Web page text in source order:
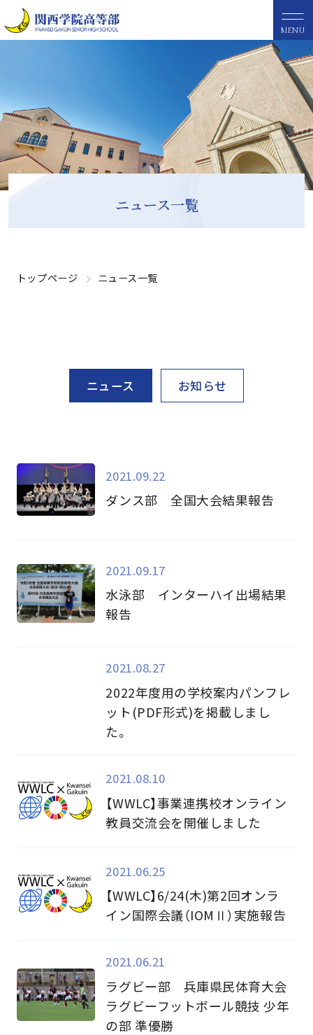
MENU
ニュース一覧
トップページ ニュース一覧
ニュース お知らせ
2021.09.22
ダンス部 全国大会結果報告
2021.09.17
水泳部 インターハイ出場結果
報告
2021.08.27
2022年度用の学校案内パンフレ
ット(PDF形式)を掲載しまし
た。
2021.08.10
【WWLC】事業連携校オンライン
教員交流会を開催しました
2021.06.25
【WWLC】6/24(木)第2回オンラ
イン国際会議（IOMⅡ）実施報告
2021.06.21
ラグビー部 兵庫県民体育大会
ラグビーフットボール競技 少年
の部 準優勝